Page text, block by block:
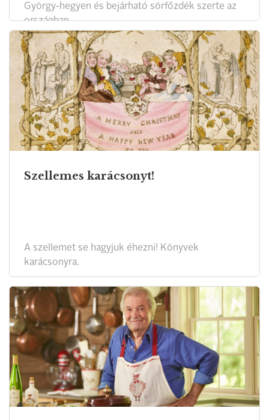
György-hegyen és bejárható sörfőzdék szerte az
országban.
Szellemes karácsonyt!
A szellemet se hagyjuk éhezni! Könyvek
karácsonyra.